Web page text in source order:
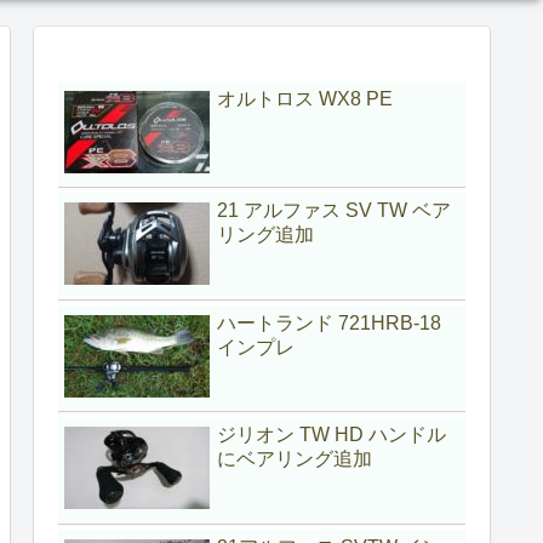
オルトロス WX8 PE
21 アルファス SV TW ベア
リング追加
ハートランド 721HRB-18
インプレ
ジリオン TW HD ハンドル
にベアリング追加